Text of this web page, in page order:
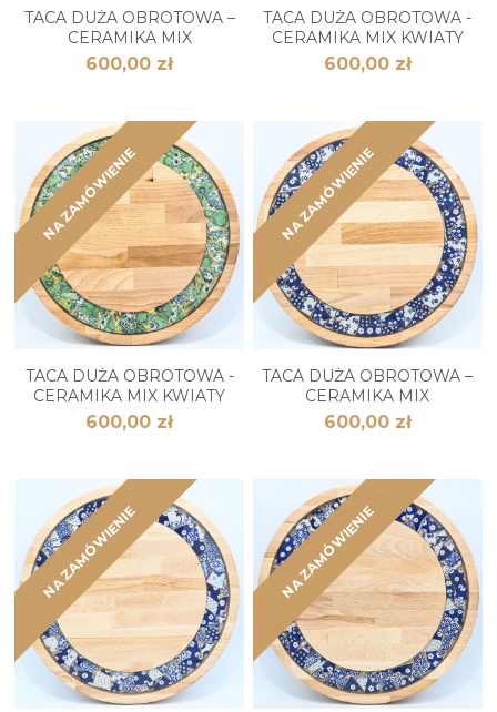
TACA DUŻA OBROTOWA –
CERAMIKA MIX
600,00 zł
TACA DUŻA OBROTOWA -
CERAMIKA MIX KWIATY
600,00 zł
NA ZAMÓWIENIE
TACA DUŻA OBROTOWA -
CERAMIKA MIX KWIATY
600,00 zł
NA ZAMÓWIENIE
TACA DUŻA OBROTOWA –
CERAMIKA MIX
600,00 zł
NA ZAMÓWIENIE NA ZAMÓWIENIE